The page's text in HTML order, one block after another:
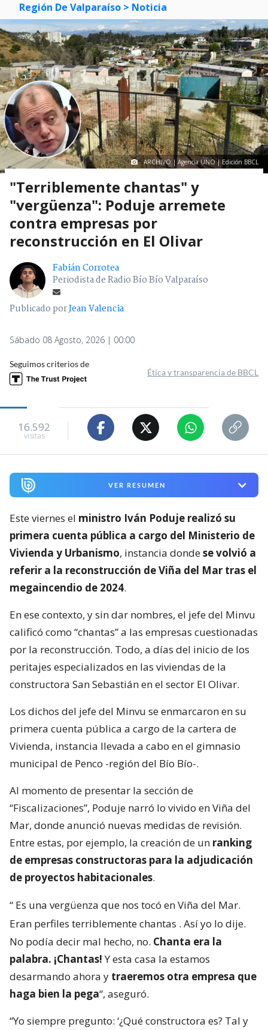
Región De Valparaíso > Noticia
ARCHIVO | Agencia UNO | Edición BBCL
"Terriblemente chantas" y
"vergüenza": Poduje arremete
contra empresas por
reconstrucción en El Olivar
Fabián Corrotea
Periodista de Radio Bío Bío Valparaíso
Publicado porJean Valencia
Sábado 08 Agosto, 2026 | 00:00
Seguimos criterios de
Ética y transparencia de BBCL
16.592
visitas
VER RESUMEN
Este viernes el ministro Iván Poduje realizó su
primera cuenta pública a cargo del Ministerio de
Vivienda y Urbanismo, instancia dondese volvió a
referir a la reconstrucción de Viña del Mar tras el
megaincendio de 2024.
En ese contexto, y sin dar nombres, el jefe del Minvu
calificó como “chantas” a las empresas cuestionadas
por la reconstrucción. Todo, a días del inicio de los
peritajes especializados en las viviendas de la
constructora San Sebastián en el sector El Olivar.
Los dichos del jefe del Minvu se enmarcaron en su
primera cuenta pública a cargo de la cartera de
Vivienda, instancia llevada a cabo en el gimnasio
municipal de Penco -región del Bío Bío-.
Al momento de presentar la sección de
“Fiscalizaciones”, Poduje narró lo vivido en Viña del
Mar, donde anunció nuevas medidas de revisión.
Entre estas, por ejemplo, la creación de un ranking
de empresas constructoras para la adjudicación
de proyectos habitacionales.
“ Es una vergüenza que nos tocó en Viña del Mar.
Eran perfiles terriblemente chantas . Así yo lo dije.
No podía decir mal hecho, no. Chanta era la
palabra. ¡Chantas!Y esta casa la estamos
desarmando ahora y traeremos otra empresa que
haga bien la pega“, aseguró.
“Yo siempre pregunto: ‘¿Qué constructora es? Tal y